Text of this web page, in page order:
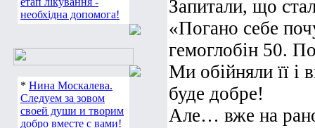
необхідна допомога!
* Нина Москалева.
Следуем за зовом
своей души и творим
добро вместе с вами!
Запитали, що
«Погано себе
гемоглобін 50.
Ми обійняли її і
буде добре!
Але… вже на